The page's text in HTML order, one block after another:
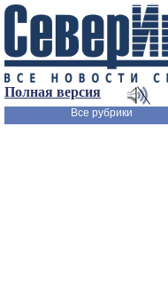
Полная версия
Все рубрики